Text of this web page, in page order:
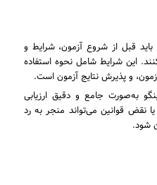
قبل از شروع آزمون، شرایط و
این شرایط شامل نحوه استفاده
و پذیرش نتایج آزمون است.
به‌صورت جامع و دقیق ارزیابی
نقض قوانین می‌تواند منجر به رد
شود.